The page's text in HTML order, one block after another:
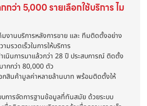
ว่า 5,000 รายเลือกใช้บริการ ไม
งานบริการหลังการขาย และ ทีมติดตั้งอย่าง
มรวดเร็วในการให้บริการ
เนินการมาแล้วกว่า 28 ปี ประสบการณ์ ติดตั้ง
ากกว่า 80,000 ตัว
สินค้ามูลค่าหลายล้านบาท พร้อมติดตั้งให้
บการจัดการฐานข้อมูลที่ทันสมัย ด้วยระบบ